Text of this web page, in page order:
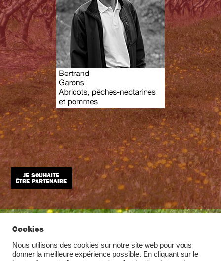
JE SOUHAITE
ÊTRE PARTENAIRE
Cookies
Nous utilisons des cookies sur notre site web pour vous
donner la meilleure expérience possible. En cliquant sur le